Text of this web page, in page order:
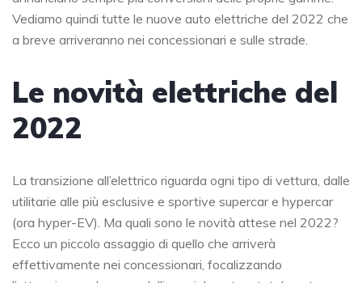
Vediamo quindi tutte le nuove auto elettriche del 2022 che
a breve arriveranno nei concessionari e sulle strade.
Le novità elettriche del
2022
La transizione all’elettrico riguarda ogni tipo di vettura, dalle
utilitarie alle più esclusive e sportive supercar e hypercar
(ora hyper-EV). Ma quali sono le novità attese nel 2022?
Ecco un piccolo assaggio di quello che arriverà
effettivamente nei concessionari, focalizzando